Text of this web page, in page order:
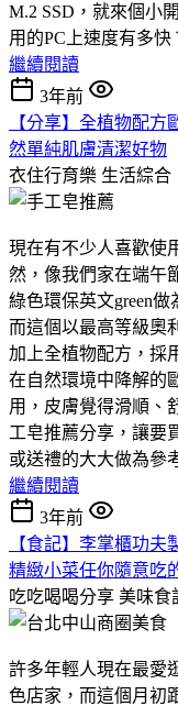
M.2 SSD，就來個小
用的PC上速度有多快
繼續閱讀
3年前
【分享】全植物配
然單純肌膚清潔好物
衣住行育樂 生活綜合
現在有不少人喜歡使
然，像我們家在端午
綠色環保英文green做
而這個以最高等級奧
加上全植物配方，採
在自然環境中降解的
用，皮膚覺得滑順、
工皂推薦分享，讓要
或送禮的大大做為參
繼續閱讀
3年前
【食記】李掌櫃功
精緻小菜任你隨意吃
吃吃喝喝分享 美味食
許多年輕人現在最愛
色店家，而這個月初